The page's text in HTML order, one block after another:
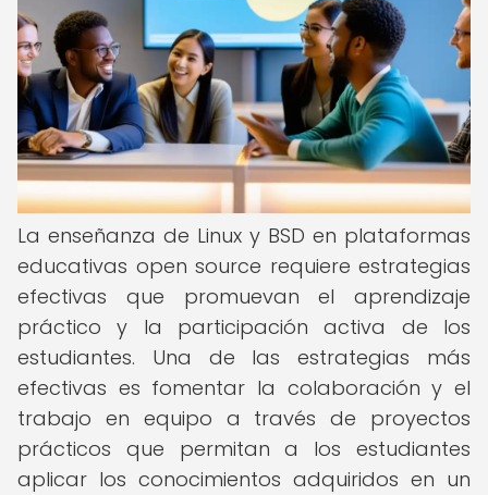
La enseñanza de Linux y BSD en plataformas
educativas open source requiere estrategias
efectivas que promuevan el aprendizaje
práctico y la participación activa de los
estudiantes. Una de las estrategias más
efectivas es fomentar la colaboración y el
trabajo en equipo a través de proyectos
prácticos que permitan a los estudiantes
aplicar los conocimientos adquiridos en un